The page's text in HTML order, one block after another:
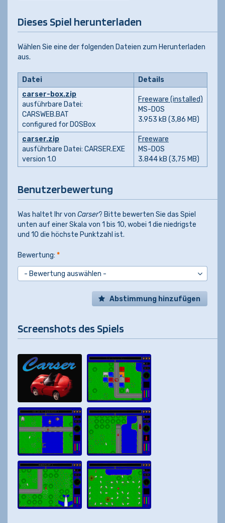
Dieses Spiel herunterladen
Wählen Sie eine der folgenden Dateien zum Herunterladen
aus.
Datei
Details
carser-box.zip
ausführbare Datei:
CARSWEB.BAT
configured for DOSBox
Freeware (installed)
MS-DOS
3.953 kB (3,86 MB)
carser.zip
ausführbare Datei: CARSER.EXE
version 1.0
Freeware
MS-DOS
3.844 kB (3,75 MB)
Benutzerbewertung
Was haltet Ihr von Carser? Bitte bewerten Sie das Spiel
unten auf einer Skala von 1 bis 10, wobei 1 die niedrigste
und 10 die höchste Punktzahl ist.
Bewertung: *
Abstimmung hinzufügen
Screenshots des Spiels